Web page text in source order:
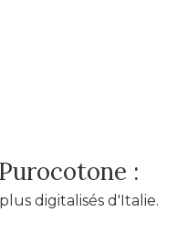
:
digitalisés d'Italie.